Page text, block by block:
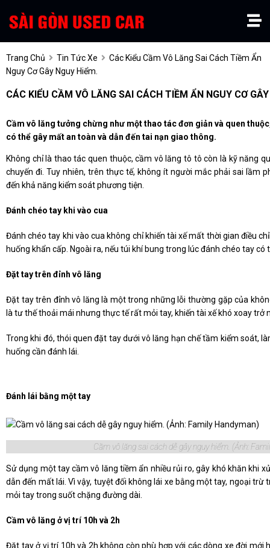
Trang Chủ Tin Tức Xe
Các Kiểu Cầm Vô Lăng Sai Cách Tiềm Ẩn
Nguy Cơ Gây Nguy Hiểm.
CÁC KIỂU CẦM VÔ LĂNG SAI CÁCH TIỀM ẨN NGUY CƠ
Cầm vô lăng tưởng chừng như một thao tác đơn giản và quen
có thể gây mất an toàn và dẫn đến tai nạn giao thông.
Không chỉ là thao tác quen thuộc, cầm vô lăng tô tô còn là kỹ năng
chuyến đi. Tuy nhiên, trên thực tế, không ít người mắc phải sai lầm
đến khả năng kiểm soát phương tiện.
Đánh chéo tay khi vào cua
Đánh chéo tay khi vào cua không chỉ khiến tài xế mất thời gian điều
huống khẩn cấp. Ngoài ra, nếu túi khí bung trong lúc đánh chéo tay
Đặt tay trên đỉnh vô lăng
Đặt tay trên đỉnh vô lăng là một trong những lỗi thường gặp của
là tư thế thoải mái nhưng thực tế rất mỏi tay, khiến tài xế khó xoay trở
Trong khi đó, thói quen đặt tay dưới vô lăng hạn chế tầm kiểm soát,
huống cần đánh lái.
Đánh lái bằng một tay
Cầm vô lăng sai cách dễ gây nguy hiểm. (Ảnh:
Sử dụng một tay cầm vô lăng tiềm ẩn nhiều rủi ro, gây khó khăn khi
dẫn đến mất lái. Vì vậy, tuyệt đối không lái xe bằng một tay, ngoại trừ
mỏi tay trong suốt chặng đường dài.
Cầm vô lăng ở vị trí 10h và 2h
Đặt tay ở vị trí 10h và 2h không còn phù hợp với các dòng xe đời mới